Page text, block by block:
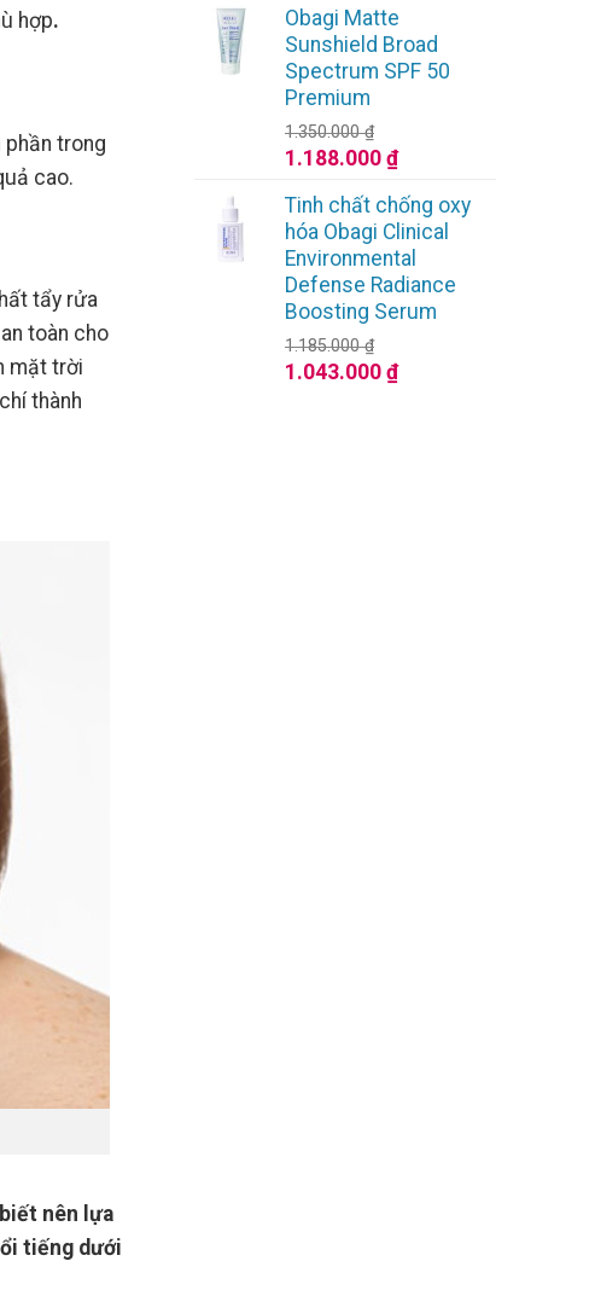
hợp.
trong
cao.
tẩy rửa
toàn cho
mặt trời
thành
nên lựa
tiếng dưới
là:
550.000 ₫.
Obagi Matte
Sunshield Broad
Spectrum SPF 50
Premium
1.350.000₫
Giá
là:
1.350.000 ₫.
1.188.000 ₫Giá
tại
là:
1.188.000 ₫.
Tinh chất chống oxy
hóa Obagi Clinical
Environmental
Defense Radiance
Boosting Serum
1.185.000₫
Giá
1.043.000 ₫Giá